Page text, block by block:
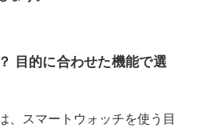
目的に合わせた機能で選
、スマートウォッチを使う目